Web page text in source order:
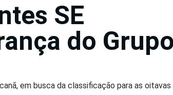
SE
do Grupo
em busca da classificação para as oitavas